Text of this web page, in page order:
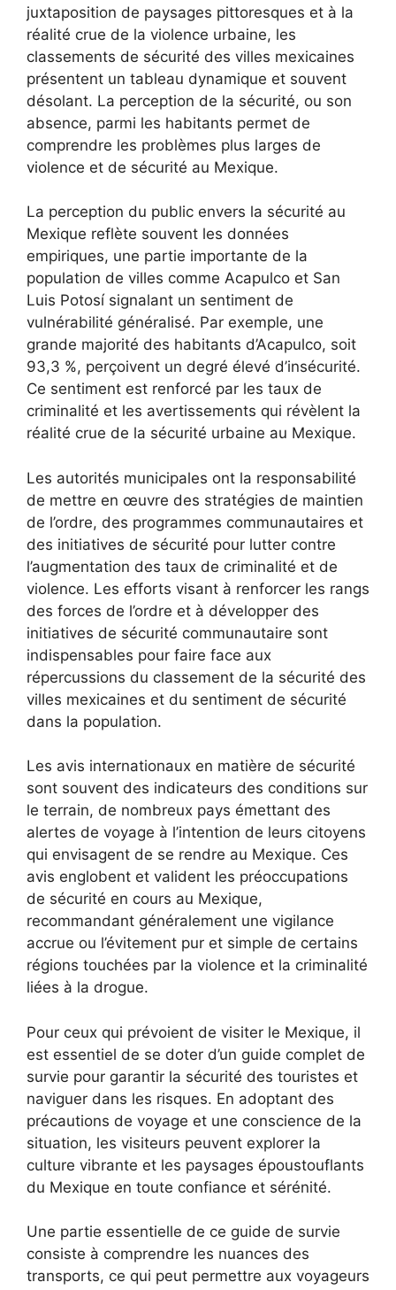
juxtaposition de paysages pittoresques et à la
réalité crue de la violence urbaine, les
classements de sécurité des villes mexicaines
présentent un tableau dynamique et souvent
désolant. La perception de la sécurité, ou son
absence, parmi les habitants permet de
comprendre les problèmes plus larges de
violence et de sécurité au Mexique.
La perception du public envers la sécurité au
Mexique reflète souvent les données
empiriques, une partie importante de la
population de villes comme Acapulco et San
Luis Potosí signalant un sentiment de
vulnérabilité généralisé. Par exemple, une
grande majorité des habitants d’Acapulco, soit
93,3 %, perçoivent un degré élevé d’insécurité.
Ce sentiment est renforcé par les taux de
criminalité et les avertissements qui révèlent la
réalité crue de la sécurité urbaine au Mexique.
Les autorités municipales ont la responsabilité
de mettre en œuvre des stratégies de maintien
de l’ordre, des programmes communautaires et
des initiatives de sécurité pour lutter contre
l’augmentation des taux de criminalité et de
violence. Les efforts visant à renforcer les rangs
des forces de l’ordre et à développer des
initiatives de sécurité communautaire sont
indispensables pour faire face aux
répercussions du classement de la sécurité des
villes mexicaines et du sentiment de sécurité
dans la population.
Les avis internationaux en matière de sécurité
sont souvent des indicateurs des conditions sur
le terrain, de nombreux pays émettant des
alertes de voyage à l’intention de leurs citoyens
qui envisagent de se rendre au Mexique. Ces
avis englobent et valident les préoccupations
de sécurité en cours au Mexique,
recommandant généralement une vigilance
accrue ou l’évitement pur et simple de certains
régions touchées par la violence et la criminalité
liées à la drogue.
Pour ceux qui prévoient de visiter le Mexique, il
est essentiel de se doter d’un guide complet de
survie pour garantir la sécurité des touristes et
naviguer dans les risques. En adoptant des
précautions de voyage et une conscience de la
situation, les visiteurs peuvent explorer la
culture vibrante et les paysages époustouflants
du Mexique en toute confiance et sérénité.
Une partie essentielle de ce guide de survie
consiste à comprendre les nuances des
transports, ce qui peut permettre aux voyageurs